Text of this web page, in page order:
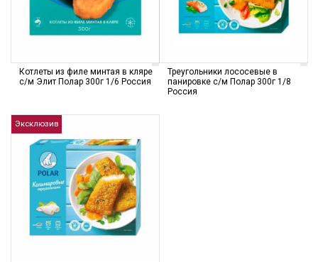
Котлеты из филе минтая в кляре
с/м Элит Полар 300г 1/6 Россия
Треугольники лососевые в
панировке с/м Полар 300г 1/8
Россия
Эксклюзив